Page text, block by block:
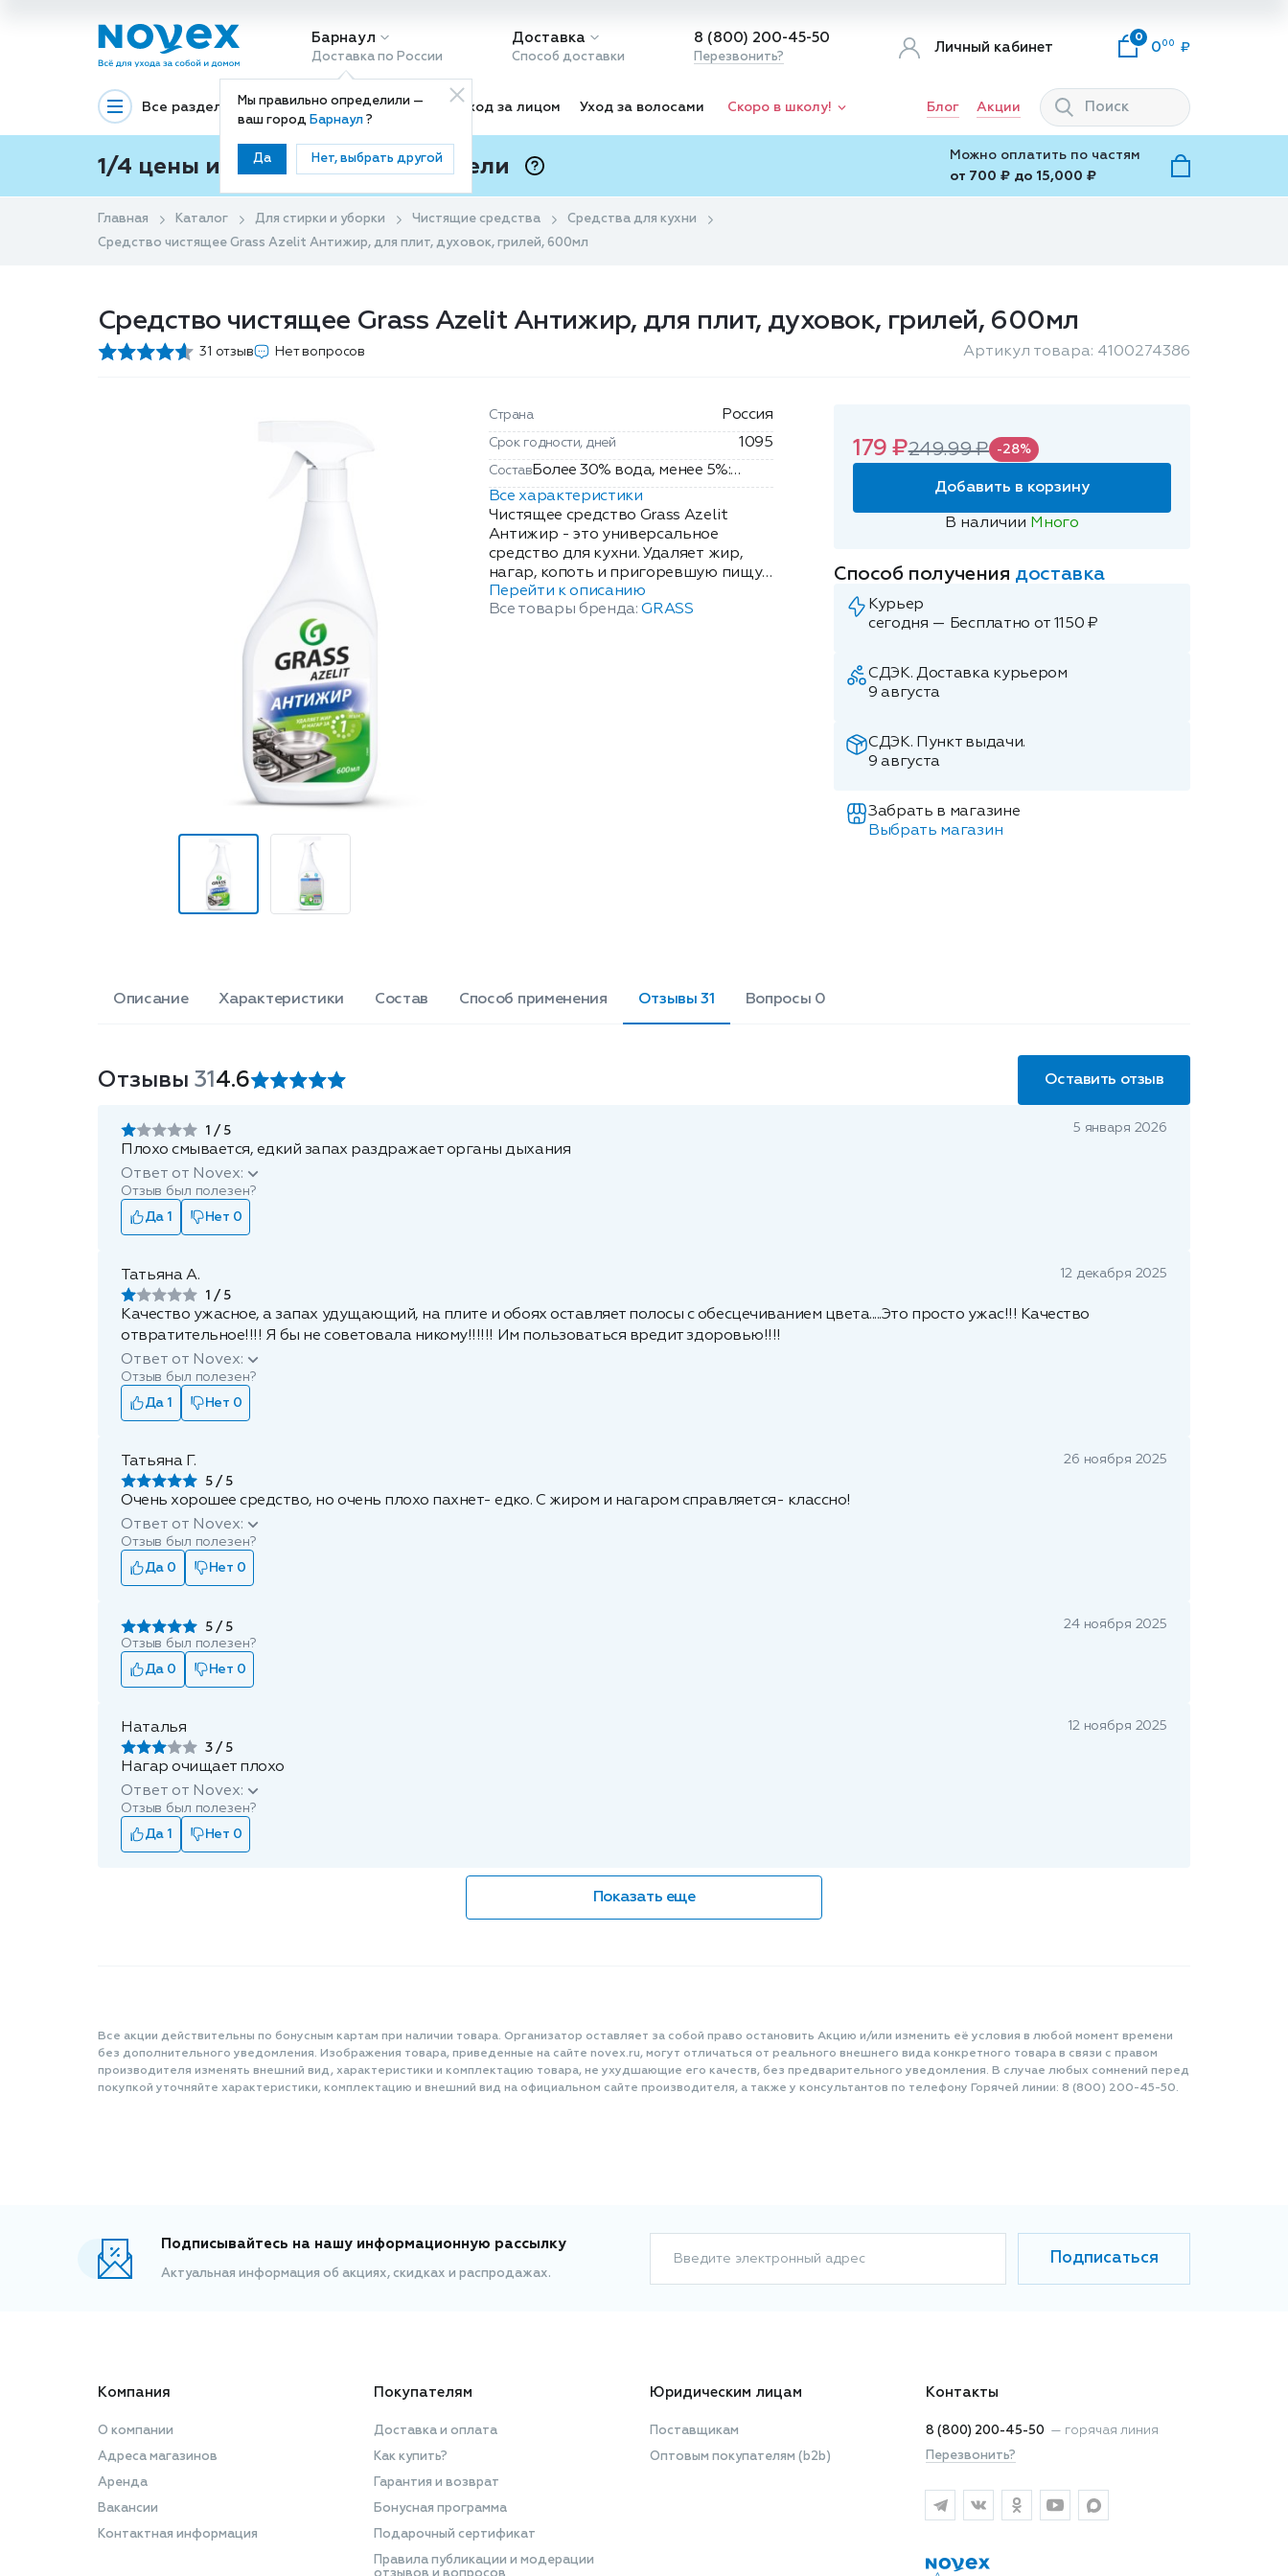
Барнаул
Доставка по России
Мы правильно определили —
ваш город Барнаул?
Да Нет, выбрать другой
Доставка
Способ доставки
8 (800) 200-45-50
Перезвонить?
Личный кабинет
0
0 00
Все разделы Декоративная косметика Уход за лицом Уход за волосами Скоро в школу! Блог Акции
1/4 цены и покупки ваши с Подели
Можно оплатить по частям
от 700 ₽ до 15,000 ₽
Главная Каталог Для стирки и уборки Чистящие средства
Средства для кухни
Средство чистящее Grass Azelit Антижир, для плит, духовок, грилей, 600мл
Средство чистящее Grass Azelit Антижир, для плит, духовок, грилей, 600мл
31 отзыв Нет вопросов Артикул товара: 4100274386
Страна Россия
Срок годности, дней 1095
Состав Более 30% вода, менее 5%:
неионогенные ПАВ, соль ЭДТА,
гидроксид натрия, гидроксид
калия, органический
растворитель,
ароматизирующая добавка.
Все характеристики
Чистящее средство Grass Azelit
Антижир - это универсальное
средство для кухни. Удаляет жир,
нагар, копоть и пригоревшую пищу
с эмалированных, хромированных
поверхностей, изделий из стекла,
Перейти к описанию
Все товары бренда:GRASS
179 ₽249.99 ₽ -28%
Добавить в корзину
В наличии Много
Способ получения доставка
Курьер
сегодня — Бесплатно от 1150 ₽
СДЭК. Доставка курьером
9 августа
СДЭК. Пункт выдачи.
9 августа
Забрать в магазине
Выбрать магазин
Описание Характеристики Состав Способ применения Отзывы 31 Вопросы 0
Отзывы 31 4.6 Оставить отзыв
1 5 января 2026
Плохо смывается, едкий запах раздражает органы дыхания
Ответ от Novex:
Отзыв был полезен?
Да 1
Нет 0
Татьяна А.
1
12 декабря 2025
Качество ужасное, а запах удущающий, на плите и обоях оставляет полосы с обесцечиванием цвета.....Это просто ужас!!! Качество
отвратительное!!!! Я бы не советовала никому!!!!!! Им пользоваться вредит здоровью!!!!
Ответ от Novex:
Отзыв был полезен?
Да 1
Нет 0
Татьяна Г.
5
26 ноября 2025
Очень хорошее средство, но очень плохо пахнет- едко. С жиром и нагаром справляется- классно!
Ответ от Novex:
Отзыв был полезен?
Да 0
Нет 0
5
24 ноября 2025
Отзыв был полезен?
Да 0
Нет 0
Наталья
3
12 ноября 2025
Нагар очищает плохо
Ответ от Novex:
Отзыв был полезен?
Да 1
Нет 0
Показать еще
Все акции действительны по бонусным картам при наличии товара. Организатор оставляет за собой право остановить Акцию и/или изменить её условия в любой момент времени
без дополнительного уведомления. Изображения товара, приведенные на сайте novex.ru, могут отличаться от реального внешнего вида конкретного товара в связи с правом
производителя изменять внешний вид, характеристики и комплектацию товара, не ухудшающие его качеств, без предварительного уведомления. В случае любых сомнений перед
покупкой уточняйте характеристики, комплектацию и внешний вид на официальном сайте производителя, а также у консультантов по телефону Горячей линии: 8 (800) 200-45-50.
Подписывайтесь на нашу информационную рассылку
Актуальная информация об акциях, скидках и распродажах.
Введите электронный адрес Подписаться
Компания
О компании
Адреса магазинов
Аренда
Вакансии
Контактная информация
Покупателям
Доставка и оплата
Как купить?
Гарантия и возврат
Бонусная программа
Подарочный сертификат
Правила публикации и модерации
Юридическим лицам
Поставщикам
Оптовым покупателям (b2b)
Контакты
8 (800) 200-45-50 — горячая линия
Перезвонить?